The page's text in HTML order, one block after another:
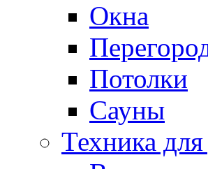
Окна
Потолки
Сауны
Техника